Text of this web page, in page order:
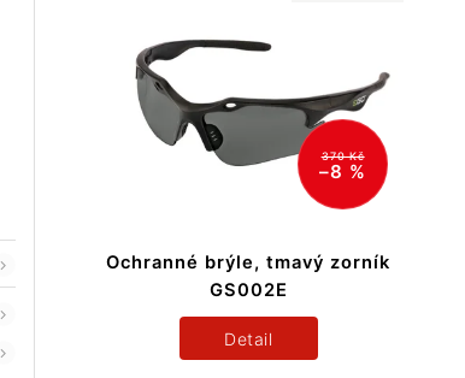
370 Kč
–8 %
Ochranné brýle, tmavý zorník
GS002E
Detail